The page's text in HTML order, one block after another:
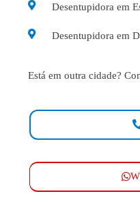
Desentupidora em
Desentupidora em
Está em outra cidade?